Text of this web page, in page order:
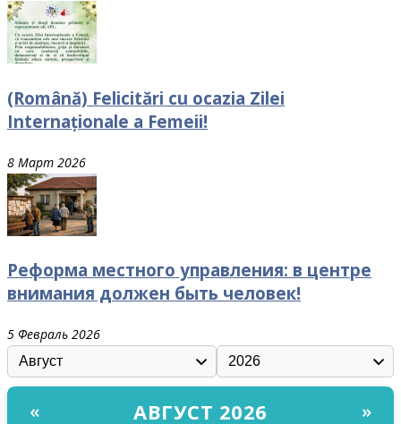
(Română) Felicitări cu ocazia Zilei
Internaționale a Femeii!
8 Март 2026
Реформа местного управления: в центре
внимания должен быть человек!
5 Февраль 2026
« АВГУСТ 2026 »